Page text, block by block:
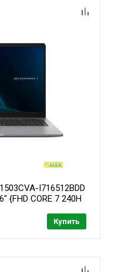
I716512BDD
{FHD CORE 7 240H
Купить